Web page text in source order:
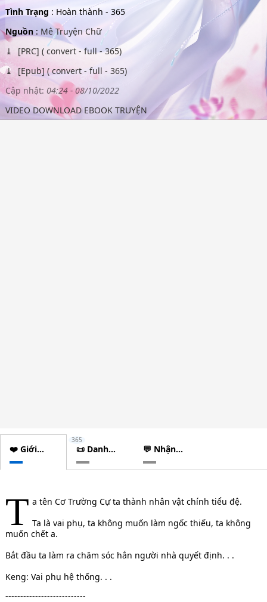
Tình Trạng : Hoàn thành - 365
Nguồn: Mê Truyện Chữ
[PRC] ( convert - full - 365)
[Epub] ( convert - full - 365)
Cập nhật: 04:24 - 08/10/2022
VIDEO DOWNLOAD EBOOK TRUYỆN
❤️ Giới
thiệu
📜 Danh
sách
chương
365
💬 Nhận
xét
T a tên Cơ Trường Cự ta thành nhân vật chính tiểu đệ.
Ta là vai phụ, ta không muốn làm ngốc thiếu, ta không
muốn chết a.
Bắt đầu ta làm ra chăm sóc hắn người nhà quyết định. . .
Keng: Vai phụ hệ thống. . .
---------------------------